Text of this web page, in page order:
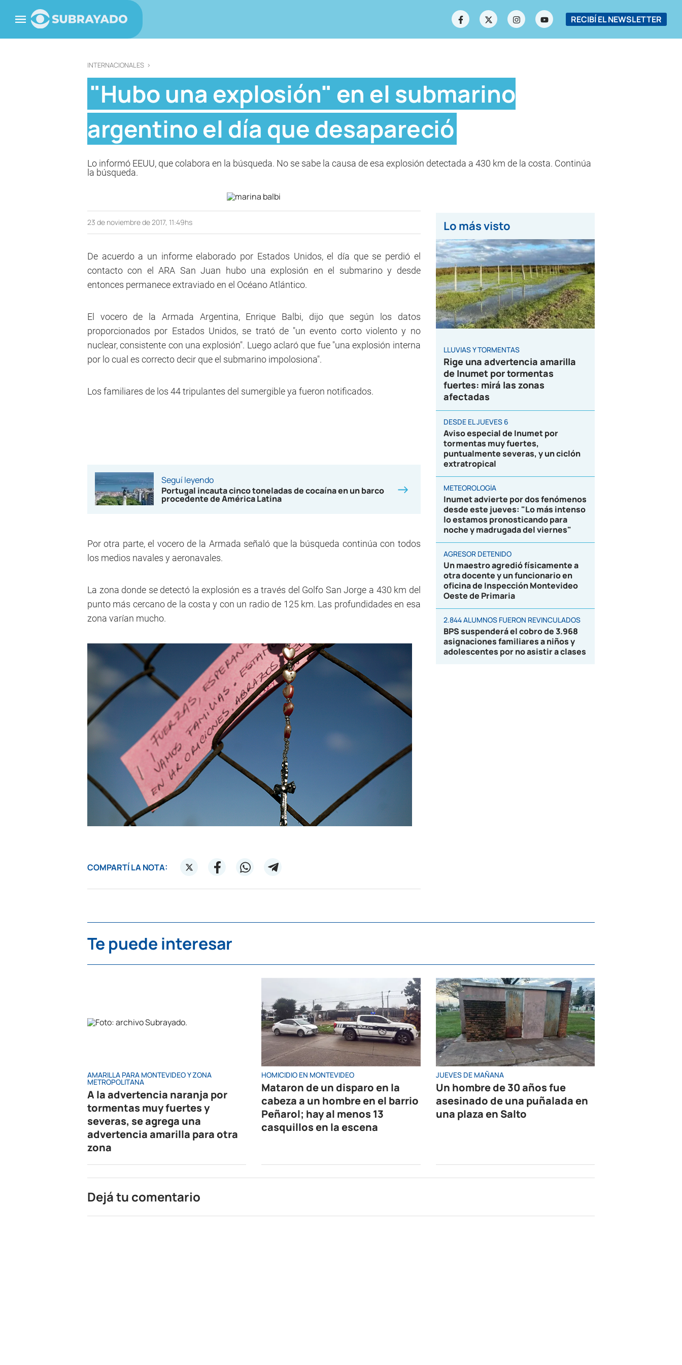
RECIBÍ EL NEWSLETTER
INTERNACIONALES >
"Hubo una explosión" en el submarino
argentino el día que desapareció
Lo informó EEUU, que colabora en la búsqueda. No se sabe la causa de esa explosión detectada a 430 km de la costa. Continúa
la búsqueda.
23 de noviembre de 2017, 11:49hs
De acuerdo a un informe elaborado por Estados Unidos, el día que se perdió el
contacto con el ARA San Juan hubo una explosión en el submarino y desde
entonces permanece extraviado en el Océano Atlántico.
El vocero de la Armada Argentina, Enrique Balbi, dijo que según los datos
proporcionados por Estados Unidos, se trató de "un evento corto violento y no
nuclear, consistente con una explosión". Luego aclaró que fue "una explosión interna
por lo cual es correcto decir que el submarino impolosiona".
Los familiares de los 44 tripulantes del sumergible ya fueron notificados.
Seguí leyendo
Portugal incauta cinco toneladas de cocaína en un barco
procedente de América Latina
Por otra parte, el vocero de la Armada señaló que la búsqueda continúa con todos
los medios navales y aeronavales.
La zona donde se detectó la explosión es a través del Golfo San Jorge a 430 km del
punto más cercano de la costa y con un radio de 125 km. Las profundidades en esa
zona varían mucho.
COMPARTÍ LA NOTA:
Lo más visto
LLUVIAS Y TORMENTAS
Rige una advertencia amarilla
de Inumet por tormentas
fuertes: mirá las zonas
afectadas
DESDE EL JUEVES 6
Aviso especial de Inumet por
tormentas muy fuertes,
puntualmente severas, y un ciclón
extratropical
METEOROLOGÍA
Inumet advierte por dos fenómenos
desde este jueves: "Lo más intenso
lo estamos pronosticando para
noche y madrugada del viernes"
AGRESOR DETENIDO
Un maestro agredió físicamente a
otra docente y un funcionario en
oficina de Inspección Montevideo
Oeste de Primaria
2.844 ALUMNOS FUERON REVINCULADOS
BPS suspenderá el cobro de 3.968
asignaciones familiares a niños y
adolescentes por no asistir a clases
Te puede interesar
AMARILLA PARA MONTEVIDEO Y ZONA
METROPOLITANA
A la advertencia naranja por
tormentas muy fuertes y
severas, se agrega una
advertencia amarilla para otra
zona
HOMICIDIO EN MONTEVIDEO
Mataron de un disparo en la
cabeza a un hombre en el barrio
Peñarol; hay al menos 13
casquillos en la escena
JUEVES DE MAÑANA
Un hombre de 30 años fue
asesinado de una puñalada en
una plaza en Salto
Dejá tu comentario